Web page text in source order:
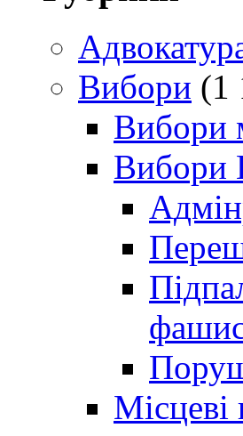
Вибори (1
Вибори
Вибори